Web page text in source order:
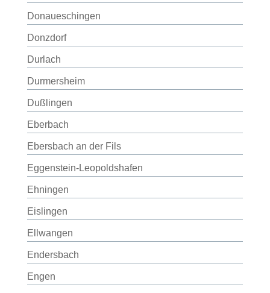
Donaueschingen
Donzdorf
Durlach
Durmersheim
Dußlingen
Eberbach
Ebersbach an der Fils
Eggenstein-Leopoldshafen
Ehningen
Eislingen
Ellwangen
Endersbach
Engen